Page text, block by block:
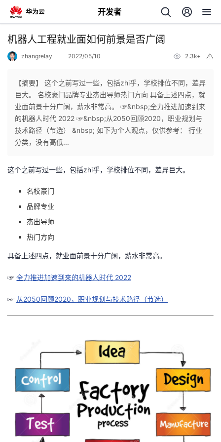
开发者
返
个
人
主
页
我
的
开
者
子
直
的
我
的我
机器人工程就业面如何前景是否广阔
zhangrelay 2022/05/10 2.3k+
【摘要】 这个之前写过一些，包括zhi乎，学校排位不同，差异
巨大。 名校豪门品牌专业杰出导师热门方向 具备上述四点，就
业面前景十分广阔，薪水非常高。 ☞&nbsp;全力推进加速到来
的机器人时代 2022 ☞&nbsp;从2050回顾2020，职业规划与
技术路径（节选） &nbsp; 如下为个人观点，仅供参考： 行业
分类，没有高低...
这个之前写过一些，包括zhi乎，学校排位不同，差异巨大。
名校豪门
品牌专业
杰出导师
热门方向
具备上述四点，就业面前景十分广阔，薪水非常高。
☞ 全力推进加速到来的机器人时代 2022
☞ 从2050回顾2020，职业规划与技术路径（节选）